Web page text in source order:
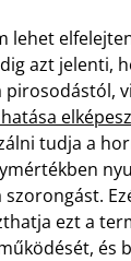
lehet
azt jelenti,
tudja a
ezt a
és